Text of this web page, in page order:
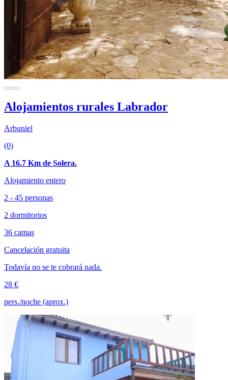
Alojamientos rurales Labrador
Arbuniel
(0)
A 16.7 Km de Solera.
Alojamiento entero
2 - 45 personas
2 dormitorios
36 camas
Cancelación gratuita
Todavía no se te cobrará nada.
28 €
pers./noche (aprox.)